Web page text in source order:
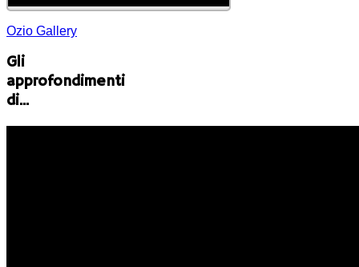
Ozio Gallery
Gli
approfondimenti
di...